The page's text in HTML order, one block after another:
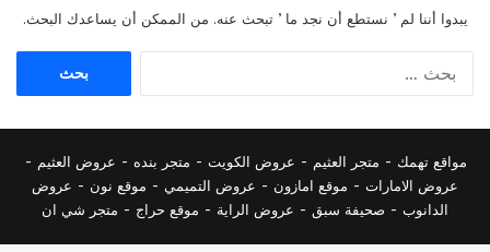
يبدوا أننا لم ’ نستطع أن نجد ما ’ تبحث عنه. من الممكن أن يساعدك البحث.
مواقع تهمك - متجر العثيم - عروض الكويت - متجر بنده - عروض العثيم -
عروض الامارات - موقع امازون - عروض التميمي - موقع نون - عروض
الدانوب - صحيفة سبق - عروض الراية - موقع حراج - متجر شي ان